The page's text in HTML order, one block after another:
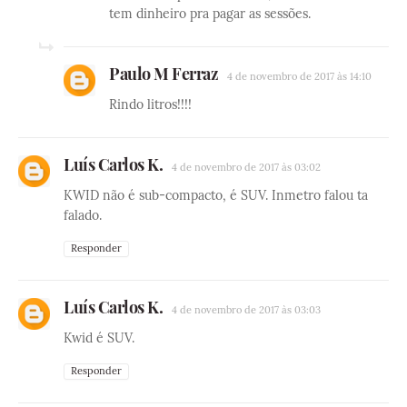
tem dinheiro pra pagar as sessões.
Paulo M Ferraz 4 de novembro de 2017 às 14:10
Rindo litros!!!!
Luís Carlos K. 4 de novembro de 2017 às 03:02
KWID não é sub-compacto, é SUV. Inmetro falou ta
falado.
Responder
Luís Carlos K. 4 de novembro de 2017 às 03:03
Kwid é SUV.
Responder